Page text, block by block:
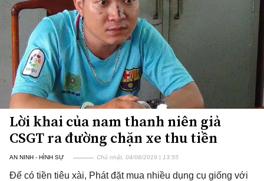
Lời khai của nam thanh niên giả
CSGT ra đường chặn xe thu tiền
AN NINH - HÌNH SỰ Chủ nhật, 04/08/2019 | 13:55
Để có tiền tiêu xài, Phát đặt mua nhiều dụng cụ giống với